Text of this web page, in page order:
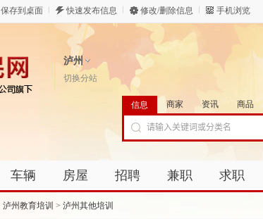
保存到桌面 快速发布信息 修改/删除信息 手机浏览
泸州
切换分站
信息 商家 资讯 商品
车辆 房屋 招聘 兼职 求职
泸州教育培训 > 泸州其他培训